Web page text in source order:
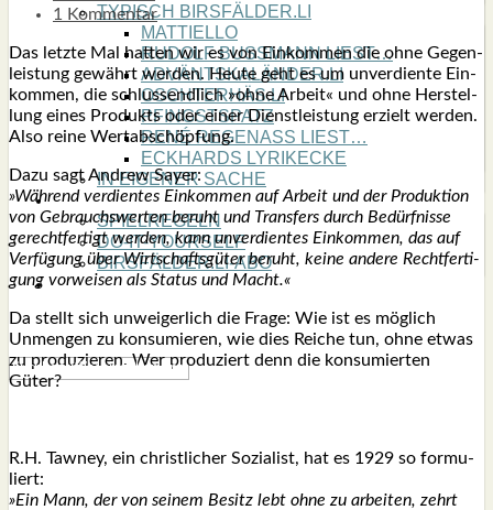
TYPISCH BIRSFÄLDER.LI
MATTIELLO
RUDOLF BUSS­MANN LIEST…
ADVÄNTSKALÄNDER.LI
OSCHTERHÄS.LI
PFINGST­SPATZ
RENÉ REGEN­ASS LIEST…
ECK­HARDS LYRIK­ECKE
IN EIGE­NER SACHE
SO GOOT’S
SPIEL­RE­GELN
DO-IT-YOUR­S­ELF
BIRSFÄLDER.LI-ABO
SHOUT­BOX
1 Kommentar
Das letz­te Mal hat­ten wir es von Ein­kom­men die ohne Gegen­
leis­tung gewährt wer­den. Heu­te geht es um unver­dien­te Ein­
kom­men, die schluss­end­lich »ohne Arbeit« und ohne Her­stel­
lung eines Pro­dukts oder einer Dienst­leis­tung erzielt wer­den.
Also rei­ne Wert­ab­schöp­fung.
Dazu sagt Andrew Say­er:
»Wäh­rend ver­dien­tes Ein­kom­men auf Arbeit und der Pro­duk­ti­on
von Gebrauchs­wer­ten beruht und Trans­fers durch Bedürf­nis­se
gerecht­fer­tigt wer­den, kann unver­dien­tes Ein­kom­men, das auf
Ver­fü­gung über Wirt­schafts­gü­ter beruht, kei­ne ande­re Recht­fer­ti­
gung vor­wei­sen als Sta­tus und Macht.«
Da stellt sich unwei­ger­lich die Fra­ge: Wie ist es mög­lich
Unmen­gen zu kon­su­mie­ren, wie dies Rei­che tun, ohne etwas
zu pro­du­zie­ren. Wer pro­du­ziert denn die kon­su­mier­ten
Güter?
R.H. Taw­ney, ein christ­li­cher Sozia­list, hat es 1929 so for­mu­
liert:
»Ein Mann, der von sei­nem Besitz lebt ohne zu arbei­ten, zehrt